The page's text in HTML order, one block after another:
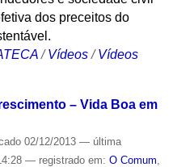
dos preceitos do
/Vídeos /Vídeos
– Vida Boa em
02/12/2013 — última
— registrado em: O Comum